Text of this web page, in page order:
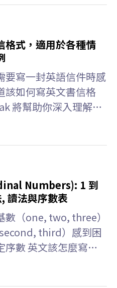
使用ELSA Speak進
文怎麼說？ 以下是一
字，用來指稱“同
不同工作語境中的發
你可以選擇合適的方式
單字 用法 colleague
於工作環境或專業場
業但不一定在同一家
…
格式，適用於各種情
要寫一封英語信件時感
該如何寫英文書信格
將幫助你深入理解每
從英文書信在作文中
信件。 英文書信格
整理出一套完整的英
，適用於商用英文書
信格式 學測、英文書
情境，並附上不同範
鬆掌握並靈活運用於
讀更多：十大英文翻
：快速、準確且免費…
Numbers): 1 到
讀法與序數表
數（one, two, three）
third）感到困
序數 英文該怎麼寫、
才正確？寫成